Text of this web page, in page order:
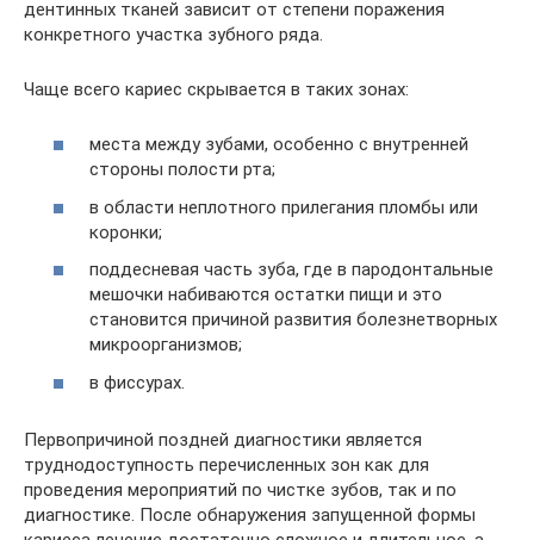
дентинных тканей зависит от степени поражения
конкретного участка зубного ряда.
Чаще всего кариес скрывается в таких зонах:
места между зубами, особенно с внутренней
стороны полости рта;
в области неплотного прилегания пломбы или
коронки;
поддесневая часть зуба, где в пародонтальные
мешочки набиваются остатки пищи и это
становится причиной развития болезнетворных
микроорганизмов;
в фиссурах.
Первопричиной поздней диагностики является
труднодоступность перечисленных зон как для
проведения мероприятий по чистке зубов, так и по
диагностике. После обнаружения запущенной формы